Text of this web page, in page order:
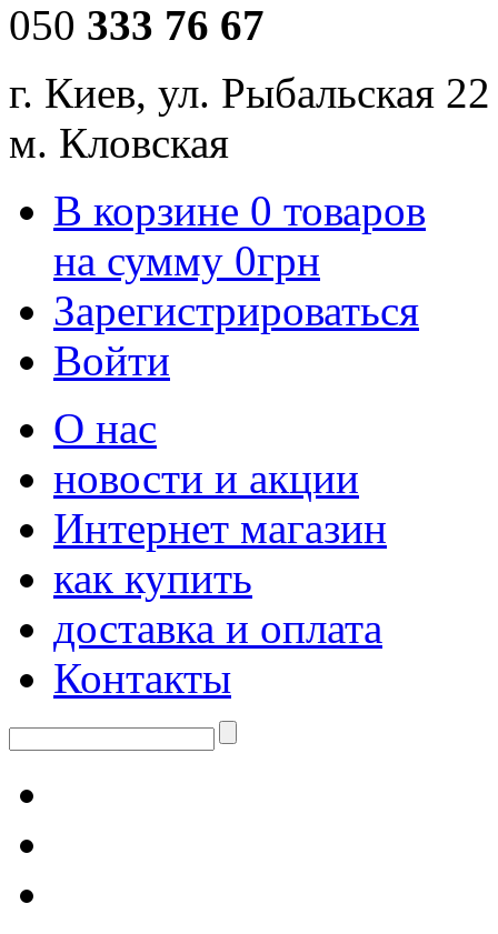
050 333 76 67
г. Киев, ул. Рыбальская 22
м. Кловская
В корзине 0 товаров
на сумму 0грн
Зарегистрироваться
Войти
О нас
новости и акции
Интернет магазин
как купить
доставка и оплата
Контакты